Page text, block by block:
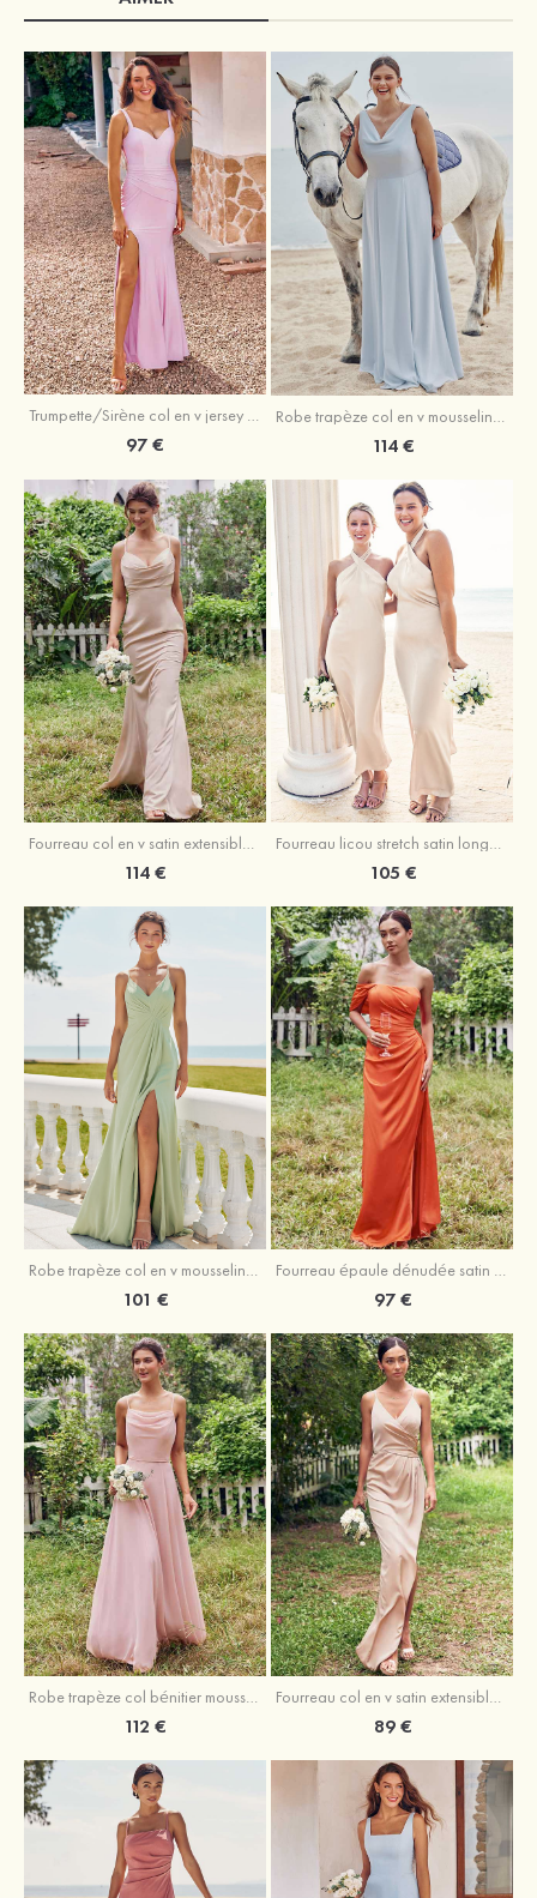
Trumpette/Sirène col en v jersey ras du sol robe de demoiselle d'honneur
97 € 114 €
Fourreau col en v satin extensible ras du sol robe de demoiselle d'honneur
114 €
Fourreau licou stretch satin longueur cheville robe de demoiselle d'honneur
105 €
Robe trapèze col en v mousseline ras du sol robe de demoiselle d'honneur
101 €
Fourreau épaule dénudée satin extensible ras du sol robe de demoiselle d'honneur
97 €
Robe trapèze col bénitier mousseline ras du sol robe de demoiselle d'honneur
112 €
Fourreau col en v satin extensible asymétrique robe de demoiselle d'honneur
89 €